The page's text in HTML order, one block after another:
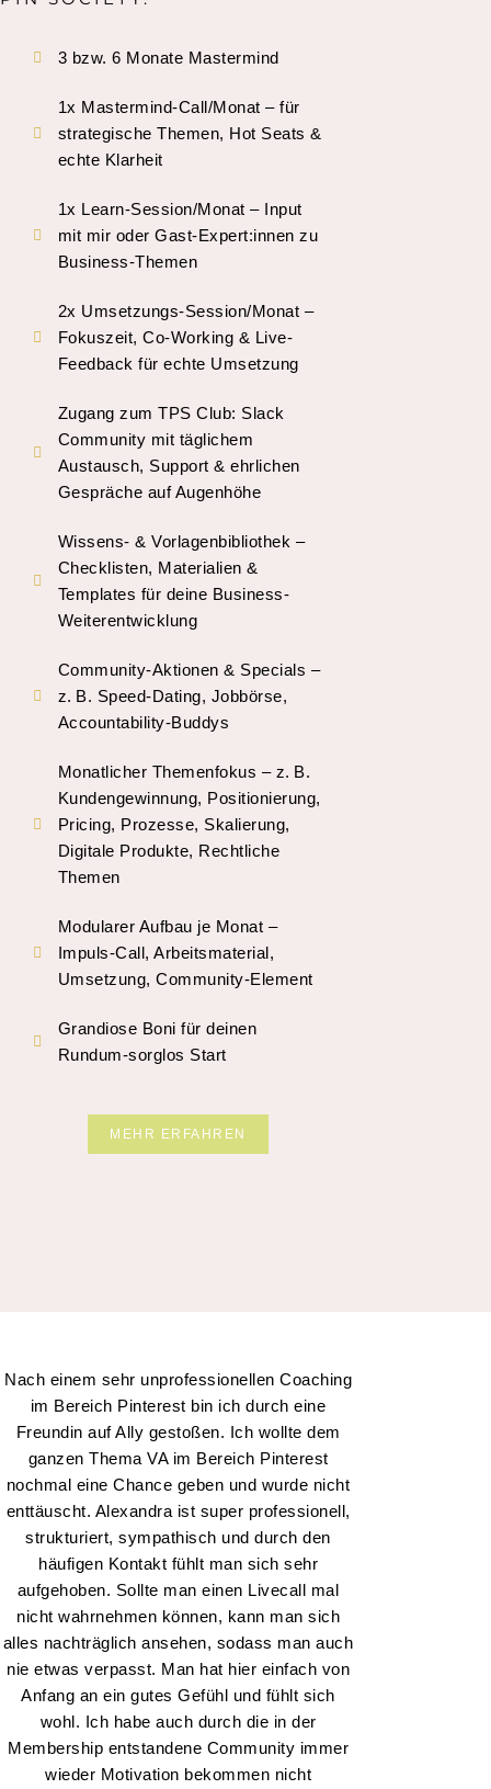
3 bzw. 6 Monate Mastermind
1x Mastermind-Call/Monat – für
strategische Themen, Hot Seats &
echte Klarheit
1x Learn-Session/Monat – Input
mit mir oder Gast-Expert:innen zu
Business-Themen
2x Umsetzungs-Session/Monat –
Fokuszeit, Co-Working & Live-
Feedback für echte Umsetzung
Zugang zum TPS Club: Slack
Community mit täglichem
Austausch, Support & ehrlichen
Gespräche auf Augenhöhe
Wissens- & Vorlagenbibliothek –
Checklisten, Materialien &
Templates für deine Business-
Weiterentwicklung
Community-Aktionen & Specials –
z. B. Speed-Dating, Jobbörse,
Accountability-Buddys
Monatlicher Themenfokus – z. B.
Kundengewinnung, Positionierung,
Pricing, Prozesse, Skalierung,
Digitale Produkte, Rechtliche
Themen
Modularer Aufbau je Monat –
Impuls-Call, Arbeitsmaterial,
Umsetzung, Community-Element
Grandiose Boni für deinen
Rundum-sorglos Start
MEHR ERFAHREN
Nach einem sehr unprofessionellen Coaching
im Bereich Pinterest bin ich durch eine
Freundin auf Ally gestoßen. Ich wollte dem
ganzen Thema VA im Bereich Pinterest
nochmal eine Chance geben und wurde nicht
enttäuscht. Alexandra ist super professionell,
strukturiert, sympathisch und durch den
häufigen Kontakt fühlt man sich sehr
aufgehoben. Sollte man einen Livecall mal
nicht wahrnehmen können, kann man sich
alles nachträglich ansehen, sodass man auch
nie etwas verpasst. Man hat hier einfach von
Anfang an ein gutes Gefühl und fühlt sich
wohl. Ich habe auch durch die in der
Membership entstandene Community immer
wieder Motivation bekommen nicht